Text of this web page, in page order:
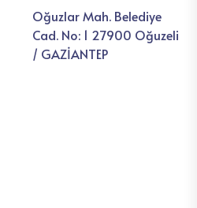
Oğuzlar Mah. Belediye
Cad. No: 1 27900 Oğuzeli
/ GAZİANTEP